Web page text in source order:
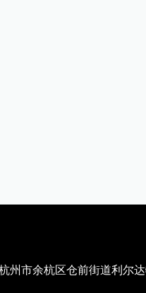
市余杭区仓前街道利尔达